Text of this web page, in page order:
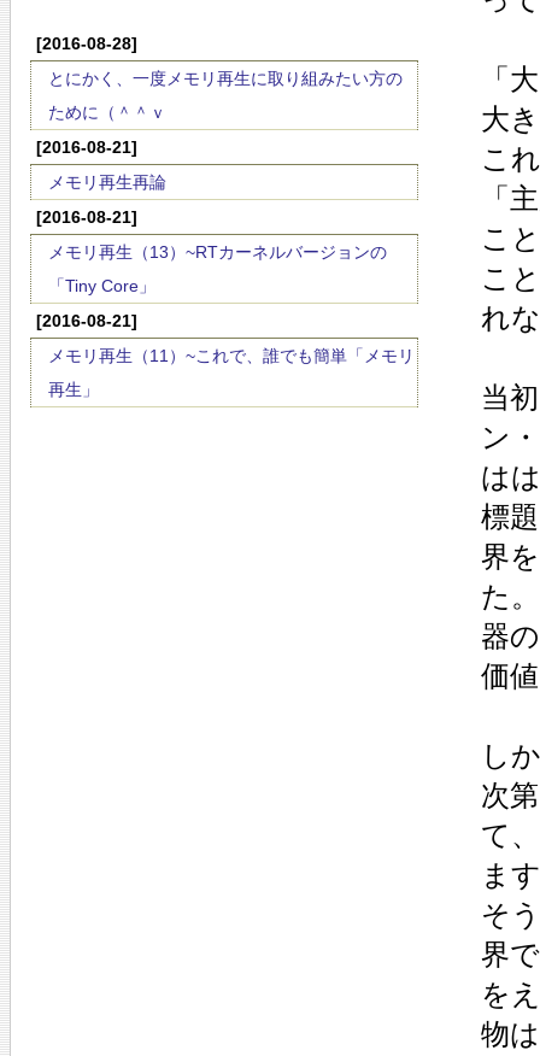
[2016-08-28]
とにかく、一度メモリ再生に取り組みたい方の
ために（＾＾ｖ
[2016-08-21]
メモリ再生再論
[2016-08-21]
メモリ再生（13）~RTカーネルバージョンの
「Tiny Core」
[2016-08-21]
メモリ再生（11）~これで、誰でも簡単「メモリ
再生」
「
大
こ
「
こ
こ
れ
当
ン
は
標
界
た
器
価
し
次
て
ま
そ
界
を
物